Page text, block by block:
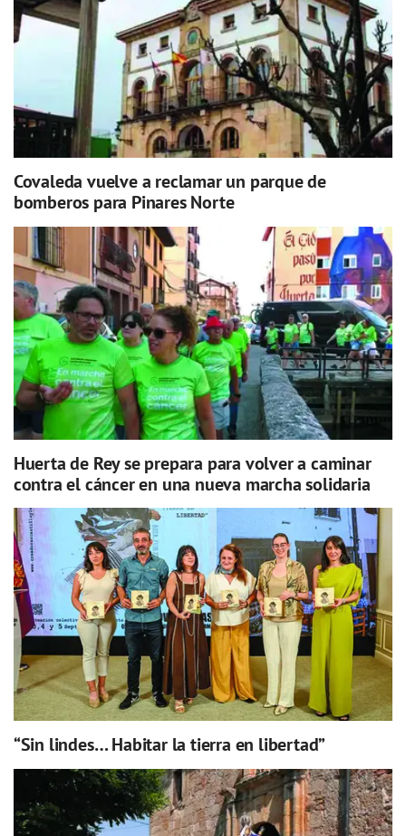
Covaleda vuelve a reclamar un parque de
bomberos para Pinares Norte
Huerta de Rey se prepara para volver a caminar
contra el cáncer en una nueva marcha solidaria
“Sin lindes… Habitar la tierra en libertad”